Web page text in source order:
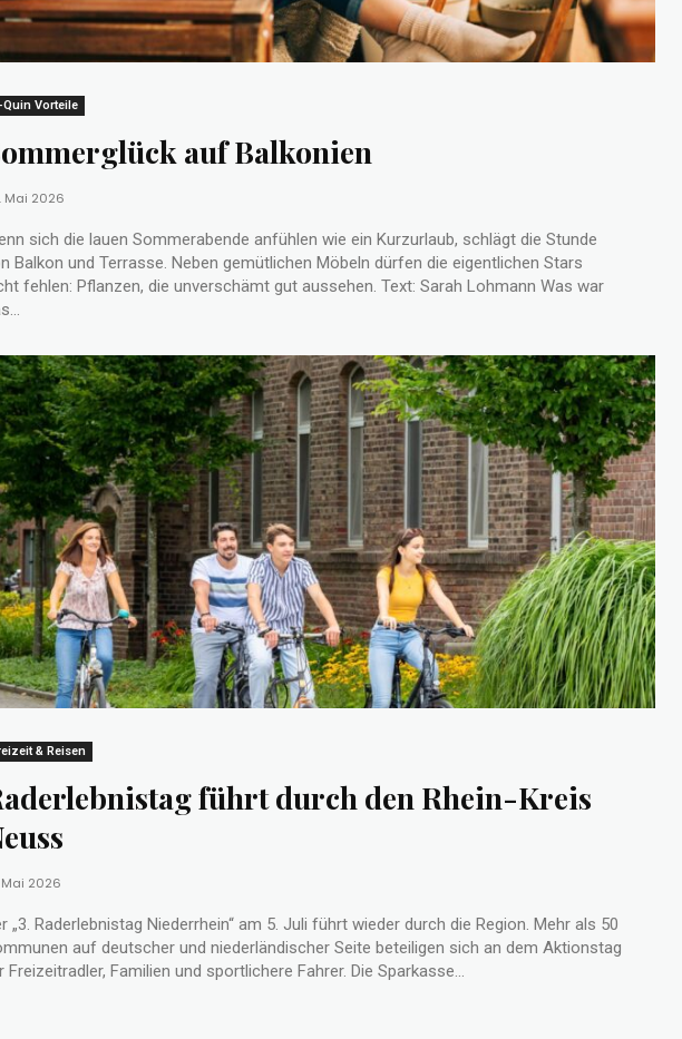
Quin Vorteile
auf Balkonien
Mai 2026
sich die lauen Sommerabende anfühlen wie ein Kurzurlaub, schlägt die Stunde
Balkon und Terrasse. Neben gemütlichen Möbeln dürfen die eigentlichen Stars
fehlen: Pflanzen, die unverschämt gut aussehen. Text: Sarah Lohmann Was war
& Reisen
führt durch den Rhein-Kreis
Mai 2026
„3. Raderlebnistag Niederrhein“ am 5. Juli führt wieder durch die Region. Mehr als 50
auf deutscher und niederländischer Seite beteiligen sich an dem Aktionstag
Freizeitradler, Familien und sportlichere Fahrer. Die Sparkasse...